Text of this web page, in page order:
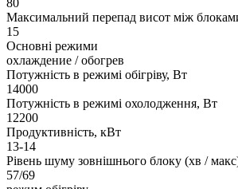
Максимальний перепад висот між
15
Основні режими
охлаждение / обогрев
Потужність в режимі обігріву, Вт
14000
Потужність в режимі охолодження, Вт
12200
Продуктивність, кВт
13-14
Рівень шуму зовнішнього блоку (хв /
57/69